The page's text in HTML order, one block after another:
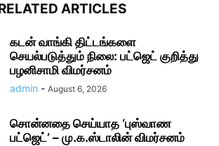
ARTICLES
கடன் வாங்கி திட்டங்களை
செயல்படுத்தும் நிலை: பட்ஜெட் குறித்து
பழனிசாமி விமர்சனம்
admin - August 6, 2026
சொன்னதை செய்யாத ‘புஸ்வாண
பட்ஜெட்’ – மு.க.ஸ்டாலின் விமர்சனம்